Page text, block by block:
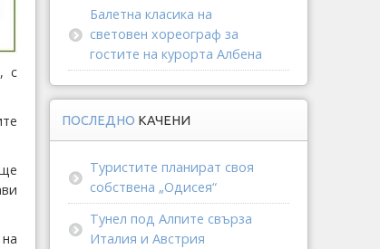
с
Балетна класика на
световен хореограф за
гостите на курорта Албена
ПОСЛЕДНО КАЧЕНИ
Туристите планират своя
собствена „Одисея“
Тунел под Алпите свърза
Италия и Австрия